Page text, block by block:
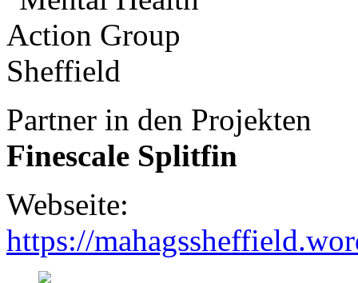
Partner in den Projekten
Finescale Splitfin
Webseite:
https://